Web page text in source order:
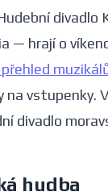
divadlo
— hrají o
vstupenky.
divadlo
hudba